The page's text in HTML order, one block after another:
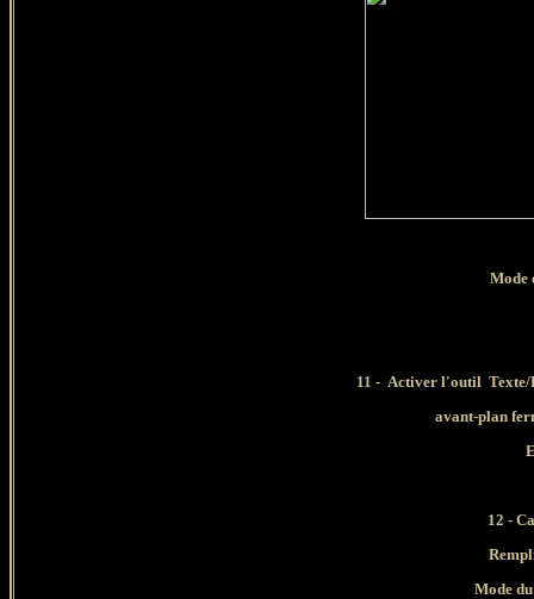
Mode
11 - Activer l'outil Texte/
avant-plan
12 -
Mode